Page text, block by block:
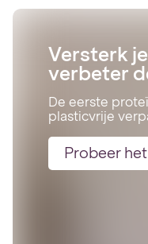
Versterk
verbeter
De eerste
plasticvrije
Probeer